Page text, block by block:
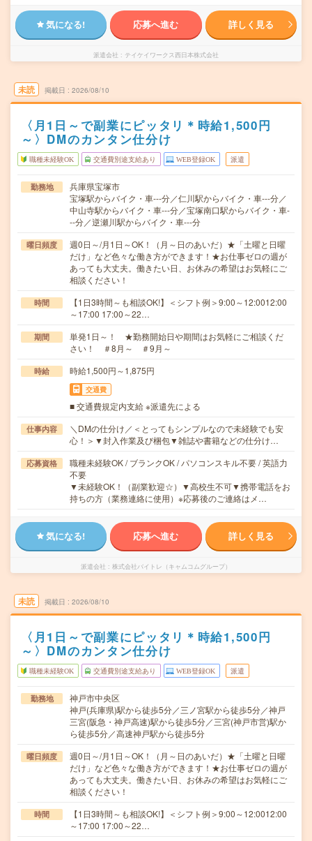
気になる! 応募へ進む 詳しく見る
派遣会社 テイケイワークス西日本株式会社
未読 掲載日 2026/08/10
〈月1日～で副業にピッタリ＊時給1,500円
～〉DMのカンタン仕分け
職種未経験OK 交通費別途支給あり WEB登録OK 派遣
勤務地
兵庫県宝塚市
宝塚駅からバイク・車---分／仁川駅からバイク・車---分／
中山寺駅からバイク・車---分／宝塚南口駅からバイク・車-
--分／逆瀬川駅からバイク・車---分
曜日頻度
週0日～/月1日～OK！（月～日のあいだ）★「土曜と日曜
だけ」など色々な働き方ができます！★お仕事ゼロの週が
あっても大丈夫。働きたい日、お休みの希望はお気軽にご
相談ください！
時間
【1日3時間～も相談OK!】＜シフト例＞9:00～12:0012:00
～17:00 17:00～22…
期間
単発1日～！ ★勤務開始日や期間はお気軽にご相談くだ
さい！ ＃8月～ ＃9月～
時給 時給1,500円～1,875円
交通費
■ 交通費規定内支給 ※派遣先による
仕事内容
＼DMの仕分け／＜とってもシンプルなので未経験でも安
心！＞▼封入作業及び梱包▼雑誌や書籍などの仕分け…
応募資格
職種未経験OK / ブランクOK / パソコンスキル不要 / 英語力
不要
▼未経験OK！（副業歓迎☆）▼高校生不可▼携帯電話をお
持ちの方（業務連絡に使用）※応募後のご連絡はメ…
気になる! 応募へ進む 詳しく見る
派遣会社 株式会社バイトレ（キャムコムグループ）
未読 掲載日 2026/08/10
〈月1日～で副業にピッタリ＊時給1,500円
～〉DMのカンタン仕分け
職種未経験OK 交通費別途支給あり WEB登録OK 派遣
勤務地
神戸市中央区
神戸(兵庫県)駅から徒歩5分／三ノ宮駅から徒歩5分／神戸
三宮(阪急・神戸高速)駅から徒歩5分／三宮(神戸市営)駅か
ら徒歩5分／高速神戸駅から徒歩5分
曜日頻度
週0日～/月1日～OK！（月～日のあいだ）★「土曜と日曜
だけ」など色々な働き方ができます！★お仕事ゼロの週が
あっても大丈夫。働きたい日、お休みの希望はお気軽にご
相談ください！
時間
【1日3時間～も相談OK!】＜シフト例＞9:00～12:0012:00
～17:00 17:00～22…